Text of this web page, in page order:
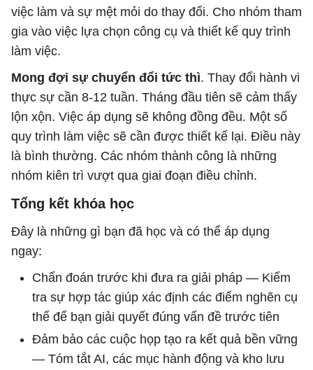
việc làm và sự mệt mỏi do thay đổi. Cho nhóm tham
gia vào việc lựa chọn công cụ và thiết kế quy trình
làm việc.
Mong đợi sự chuyển đổi tức thì. Thay đổi hành vi
thực sự cần 8-12 tuần. Tháng đầu tiên sẽ cảm thấy
lộn xộn. Việc áp dụng sẽ không đồng đều. Một số
quy trình làm việc sẽ cần được thiết kế lại. Điều này
là bình thường. Các nhóm thành công là những
nhóm kiên trì vượt qua giai đoạn điều chỉnh.
Tổng kết khóa học
Đây là những gì bạn đã học và có thể áp dụng
ngay:
Chẩn đoán trước khi đưa ra giải pháp — Kiểm
tra sự hợp tác giúp xác định các điểm nghẽn cụ
thể để bạn giải quyết đúng vấn đề trước tiên
Đảm bảo các cuộc họp tạo ra kết quả bền vững
— Tóm tắt AI, các mục hành động và kho lưu